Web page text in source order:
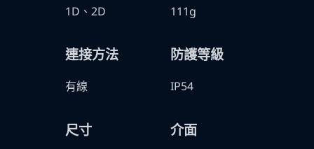
1D、2D 111g
連接方法
有線
防護等級
IP54
尺寸 介面